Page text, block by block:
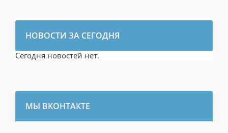
НОВОСТИ ЗА СЕГОДНЯ
Сегодня новостей нет.
МЫ ВКОНТАКТЕ